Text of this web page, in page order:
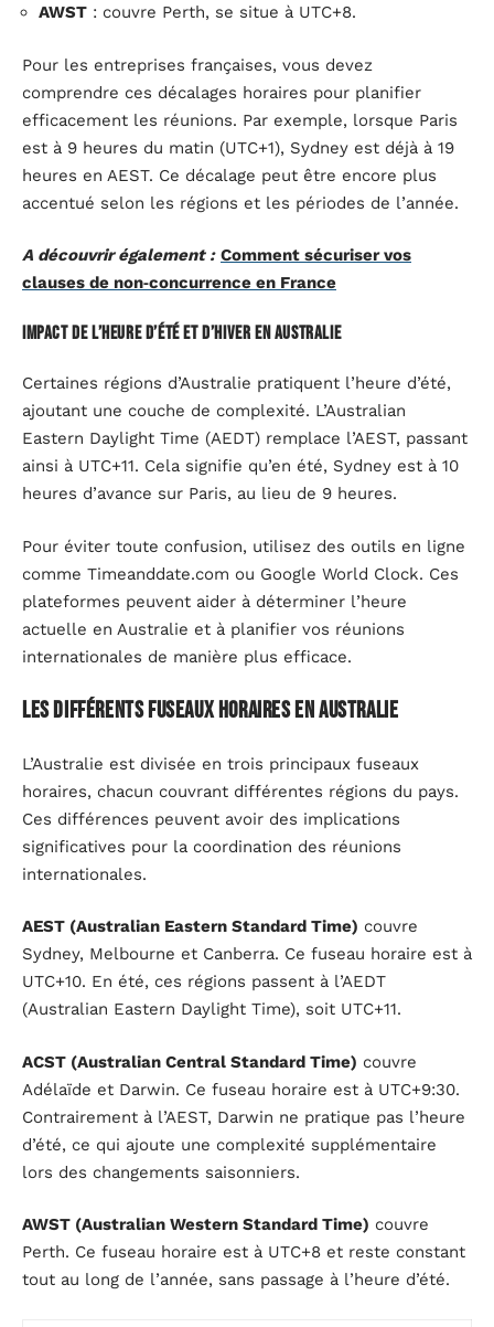
AWST : couvre Perth, se situe à UTC+8.
Pour les entreprises françaises, vous devez
comprendre ces décalages horaires pour planifier
efficacement les réunions. Par exemple, lorsque Paris
est à 9 heures du matin (UTC+1), Sydney est déjà à 19
heures en AEST. Ce décalage peut être encore plus
accentué selon les régions et les périodes de l’année.
A découvrir également : Comment sécuriser vos
clauses de non‑concurrence en France
Impact de l’heure d’été et d’hiver en Australie
Certaines régions d’Australie pratiquent l’heure d’été,
ajoutant une couche de complexité. L’Australian
Eastern Daylight Time (AEDT) remplace l’AEST, passant
ainsi à UTC+11. Cela signifie qu’en été, Sydney est à 10
heures d’avance sur Paris, au lieu de 9 heures.
Pour éviter toute confusion, utilisez des outils en ligne
comme Timeanddate.com ou Google World Clock. Ces
plateformes peuvent aider à déterminer l’heure
actuelle en Australie et à planifier vos réunions
internationales de manière plus efficace.
Les différents fuseaux horaires en Australie
L’Australie est divisée en trois principaux fuseaux
horaires, chacun couvrant différentes régions du pays.
Ces différences peuvent avoir des implications
significatives pour la coordination des réunions
internationales.
AEST (Australian Eastern Standard Time) couvre
Sydney, Melbourne et Canberra. Ce fuseau horaire est à
UTC+10. En été, ces régions passent à l’AEDT
(Australian Eastern Daylight Time), soit UTC+11.
ACST (Australian Central Standard Time) couvre
Adélaïde et Darwin. Ce fuseau horaire est à UTC+9:30.
Contrairement à l’AEST, Darwin ne pratique pas l’heure
d’été, ce qui ajoute une complexité supplémentaire
lors des changements saisonniers.
AWST (Australian Western Standard Time) couvre
Perth. Ce fuseau horaire est à UTC+8 et reste constant
tout au long de l’année, sans passage à l’heure d’été.